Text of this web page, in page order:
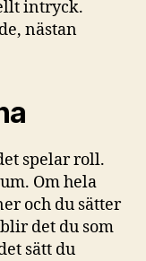
intryck.
nästan
spelar roll.
Om hela
och du sätter
det du som
sätt du